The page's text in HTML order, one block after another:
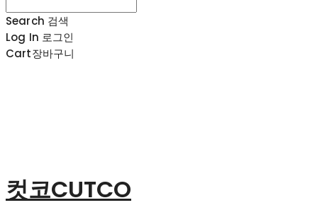
Search 검색
Log In 로그인
Cart장바구니
컷코CUTCO